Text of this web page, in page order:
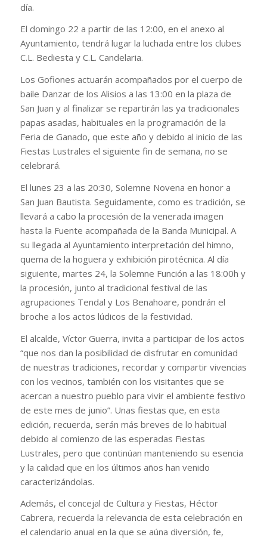
día.
El domingo 22 a partir de las 12:00, en el anexo al
Ayuntamiento, tendrá lugar la luchada entre los clubes
C.L. Bediesta y C.L. Candelaria.
Los Gofiones actuarán acompañados por el cuerpo de
baile Danzar de los Alisios a las 13:00 en la plaza de
San Juan y al finalizar se repartirán las ya tradicionales
papas asadas, habituales en la programación de la
Feria de Ganado, que este año y debido al inicio de las
Fiestas Lustrales el siguiente fin de semana, no se
celebrará.
El lunes 23 a las 20:30, Solemne Novena en honor a
San Juan Bautista. Seguidamente, como es tradición, se
llevará a cabo la procesión de la venerada imagen
hasta la Fuente acompañada de la Banda Municipal. A
su llegada al Ayuntamiento interpretación del himno,
quema de la hoguera y exhibición pirotécnica. Al día
siguiente, martes 24, la Solemne Función a las 18:00h y
la procesión, junto al tradicional festival de las
agrupaciones Tendal y Los Benahoare, pondrán el
broche a los actos lúdicos de la festividad.
El alcalde, Víctor Guerra, invita a participar de los actos
“que nos dan la posibilidad de disfrutar en comunidad
de nuestras tradiciones, recordar y compartir vivencias
con los vecinos, también con los visitantes que se
acercan a nuestro pueblo para vivir el ambiente festivo
de este mes de junio”. Unas fiestas que, en esta
edición, recuerda, serán más breves de lo habitual
debido al comienzo de las esperadas Fiestas
Lustrales, pero que continúan manteniendo su esencia
y la calidad que en los últimos años han venido
caracterizándolas.
Además, el concejal de Cultura y Fiestas, Héctor
Cabrera, recuerda la relevancia de esta celebración en
el calendario anual en la que se aúna diversión, fe,